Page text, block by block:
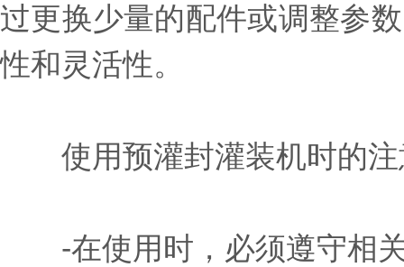
过更换少量的配件或调整参
性和灵活性。
使用预灌封灌装机时的注
-在使用时，必须遵守相关